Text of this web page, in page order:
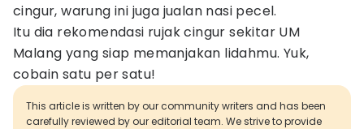
cingur, warung ini juga jualan nasi pecel.
Itu dia rekomendasi rujak cingur sekitar UM
Malang yang siap memanjakan lidahmu. Yuk,
cobain satu per satu!
This article is written by our community writers and has been
carefully reviewed by our editorial team. We strive to provide